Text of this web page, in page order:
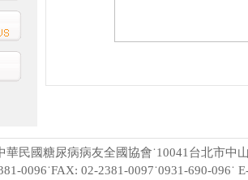
華民國糖尿病病友全國協會˙10041台北市中
0096˙FAX: 02-2381-0097˙0931-690-096˙